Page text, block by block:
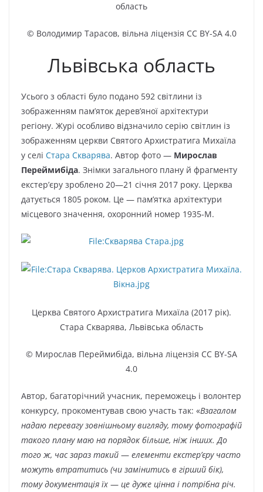
область
© Володимир Тарасов, вільна ліцензія CC BY-SA 4.0
Львівська область
Усього з області було подано 592 світлини із
зображенням пам’яток дерев’яної архітектури
регіону. Журі особливо відзначило серію світлин із
зображенням церкви Святого Архистратига Михаїла
у селі Стара Скварява. Автор фото — Мирослав
Переймибіда. Знімки загального плану й фрагменту
екстер’єру зроблено 20—21 січня 2017 року. Церква
датується 1805 роком. Це — пам’ятка архітектури
місцевого значення, охоронний номер 1935-М.
Церква Святого Архистратига Михаїла (2017 рік).
Стара Скварява, Львівська область
© Мирослав Переймибіда, вільна ліцензія CC BY-SA
4.0
Автор, багаторічний учасник, переможець і волонтер
конкурсу, прокоментував свою участь так: «Взагалом
надаю перевагу зовнішньому вигляду, тому фотографій
такого плану маю на порядок більше, ніж інших. До
того ж, час зараз такий — елементи екстер’єру часто
можуть втратитись (чи замінитись в гірший бік),
тому документація їх — це дуже цінна і потрібна річ.